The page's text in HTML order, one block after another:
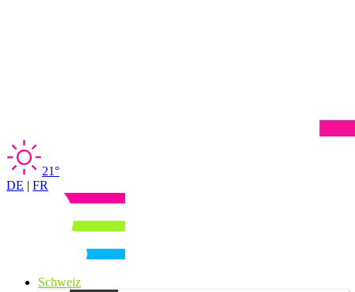
21°
DE | FR
Schweiz